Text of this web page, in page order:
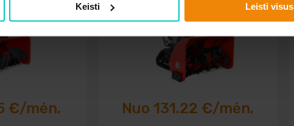
Keisti Leisti visus
€/mėn. Nuo 131.22 €/mėn.